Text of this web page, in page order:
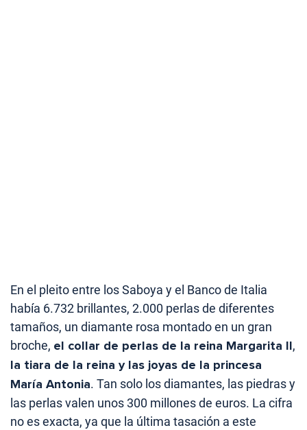
En el pleito entre los Saboya y el Banco de Italia
había 6.732 brillantes, 2.000 perlas de diferentes
tamaños, un diamante rosa montado en un gran
broche, el collar de perlas de la reina Margarita II,
la tiara de la reina y las joyas de la princesa
María Antonia. Tan solo los diamantes, las piedras y
las perlas valen unos 300 millones de euros. La cifra
no es exacta, ya que la última tasación a este